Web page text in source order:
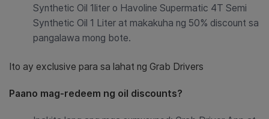
Synthetic Oil 1liter o Havoline Supermatic 4T Semi
Synthetic Oil 1 Liter at makakuha ng 50% discount sa
pangalawa mong bote.
Ito ay exclusive para sa lahat ng Grab Drivers
Paano mag-redeem ng oil discounts?